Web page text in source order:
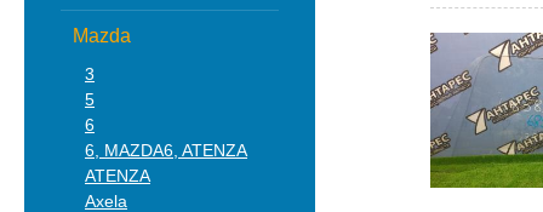
Mazda
3
5
6
6, MAZDA6, ATENZA
ATENZA
Axela